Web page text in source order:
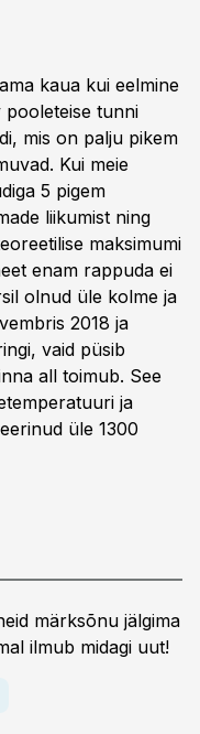
kaua kui eelmine
pooleteise tunni
mis on palju pikem
Kui meie
5 pigem
liikumist ning
maksimumi
enam rappuda ei
olnud üle kolme ja
2018 ja
vaid püsib
all toimub. See
ja
üle 1300
märksõnu jälgima
ilmub midagi uut!